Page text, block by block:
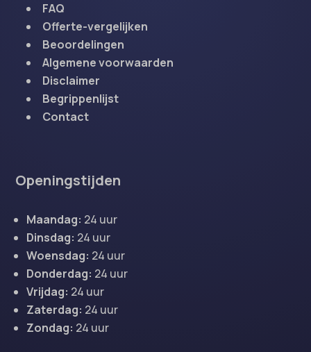
FAQ
Offerte-vergelijken
Beoordelingen
Algemene voorwaarden
Disclaimer
Begrippenlijst
Contact
Openingstijden
Maandag: 24 uur
Dinsdag: 24 uur
Woensdag: 24 uur
Donderdag: 24 uur
Vrijdag: 24 uur
Zaterdag: 24 uur
Zondag: 24 uur